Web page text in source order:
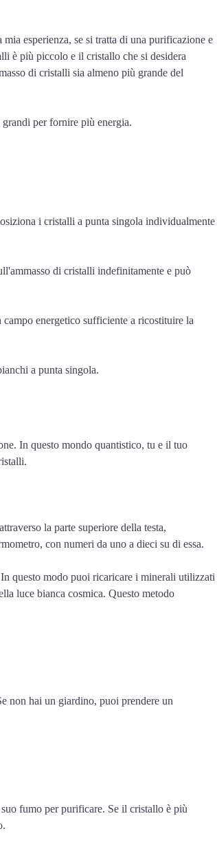
esperienza, se si tratta di una purificazione e
è più piccolo e il cristallo che si desidera
di cristalli sia almeno più grande del
per fornire più energia.
i cristalli a punta singola individualmente
di cristalli indefinitamente e può
energetico sufficiente a ricostituire la
a punta singola.
In questo mondo quantistico, tu e il tuo
la parte superiore della testa,
con numeri da uno a dieci su di essa.
questo modo puoi ricaricare i minerali utilizzati
luce bianca cosmica. Questo metodo
non hai un giardino, puoi prendere un
fumo per purificare. Se il cristallo è più